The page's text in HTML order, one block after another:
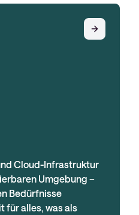
Cloud-Infrastruktur
Umgebung –
Bedürfnisse
für alles, was als